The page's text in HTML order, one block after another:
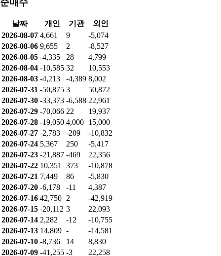
순매수
날짜 개인 기관
외인
2026-08-07 4,661 9
-5,074
2026-08-06 9,655 2
-8,527
2026-08-05 -4,335 28
4,799
2026-08-04 -10,585 32
10,553
2026-08-03 -4,213 -4,389 8,002
2026-07-31 -50,875 3
50,872
2026-07-30 -33,373 -6,588 22,961
2026-07-29 -70,066 22
19,937
2026-07-28 -19,050 4,000 15,000
2026-07-27 -2,783 -209
-10,832
2026-07-24 5,367 250
-5,417
2026-07-23 -21,887 -469
22,356
2026-07-22 10,351 373
-10,878
2026-07-21 7,449 86
-5,830
2026-07-20 -6,178 -11
4,387
2026-07-16 42,750 2
-42,919
2026-07-15 -20,112 3
22,093
2026-07-14 2,282 -12
-10,755
2026-07-13 14,809 -
-14,581
2026-07-10 -8,736 14
8,830
2026-07-09 -41,255 -3 22,258